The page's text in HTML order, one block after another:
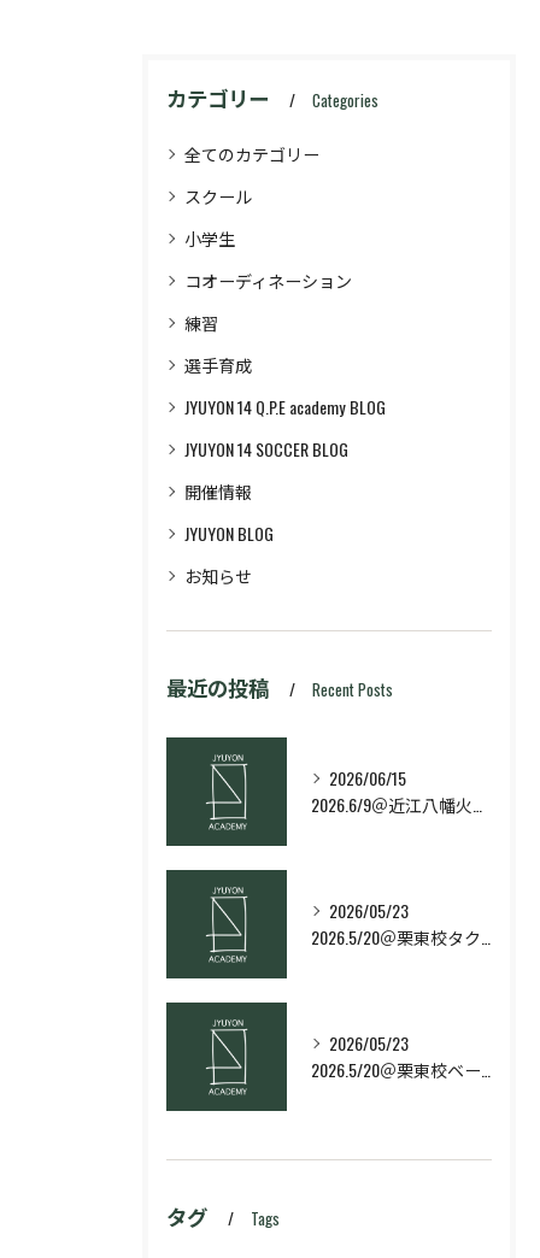
カテゴリー Categories
全てのカテゴリー
スクール
小学生
コオーディネーション
練習
選手育成
JYUYON 14 Q.P.E academy BLOG
JYUYON 14 SOCCER BLOG
開催情報
JYUYON BLOG
お知らせ
最近の投稿 Recent Posts
2026/06/15
2026/05/23
2026/05/23
タグ Tags